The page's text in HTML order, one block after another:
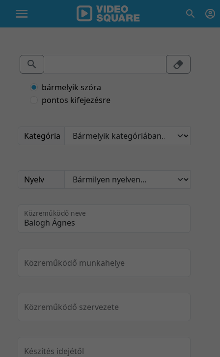
bármelyik szóra
pontos kifejezésre
Kategória
Nyelv
Közreműködő neve
Közreműködő munkahelye
Közreműködő szervezete
Készítés idejétől